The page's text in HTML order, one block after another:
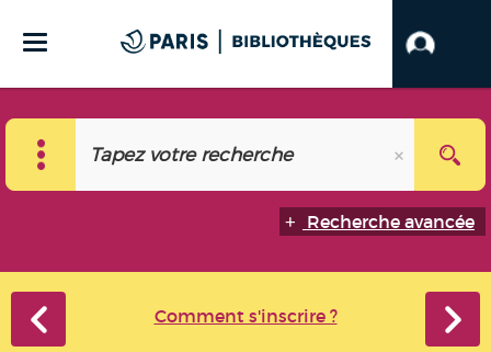
Recherche avancée
Comment s'inscrire ?